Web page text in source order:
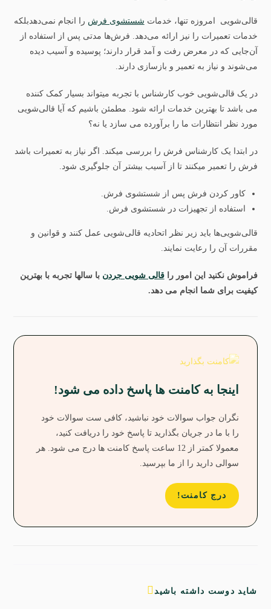
قالی‌شویی‌ امروزه تنها، خدمات شستشوی فرش را انجام نمی‌دهدبلکه
خدمات تعمیرات را نیز ارائه می‌دهد. فرش‌ها مدتی پس از استفاده از
آن‌جایی که در معرض رفت و آمد قرار دارند؛ پوسیده و آسیب دیده
می‌شوند و نیاز به تعمیر و بازسازی دارند.
در یک قالی‌شویی خوب کارشناس با تجربه میتواند بسیار کمک کننده
می باشد تا بهترین خدمات ارائه شود. مطمئن باشیم که آیا قالی‌شویی
مورد نظر انتظارات ما را برآورده می سازد یا نه؟
در ابتدا یک کارشناس فرش را بررسی میکند. اگر نیاز به تعمیرات باشد
فرش را تعمیر میکنند تا از آسیب بیشتر آن جلوگیری شود.
کاور کردن فرش پس از شستشوی فرش.
استفاده از تجهیزات در شستشوی فرش.
قالی‌شویی‌ها باید زیر نظر اتحادیه قالی‌شویی عمل کنند و قوانین و
مقررات آن را رعایت نمایند.
فراموش نکنید این امور راقالی شویی جردن با سالها تجربه با بهترین
کیفیت برای شما انجام می دهد.
اینجا به کامنت ها پاسخ داده می شود!
نگران جواب سوالات خود نباشید، کافی ست سوالات خود
را با ما در جریان بگذارید تا پاسخ خود را دریافت کنید،
معمولا کمتر از 12 ساعت پاسخ کامنت ها درج می شود. هر
سوالی دارید را از ما بپرسید.
درج کامنت!
شاید دوست داشته باشید